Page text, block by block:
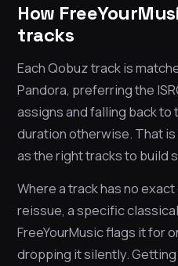
How
tracks
Each Qobuz track is
Pandora, preferring the
assigns and falling back to
duration otherwise. That
as the right tracks to build
Where a track has no
reissue, a specific
FreeYourMusic flags it for
dropping it silently.